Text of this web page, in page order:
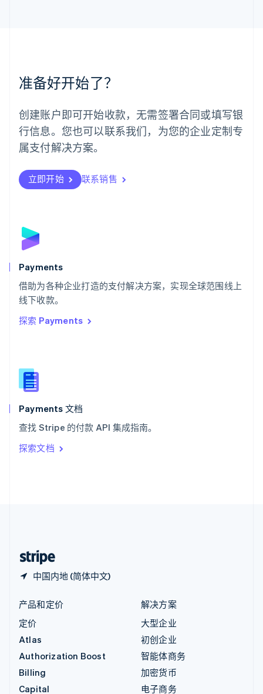
准备好开始了？
创建账户即可开始收款，无需签署合同或填写银
行信息。您也可以联系我们，为您的企业定制专
属支付解决方案。
立即开始 联系销售
Payments
借助为各种企业打造的支付解决方案，实现全球范围线上
线下收款。
探索 Payments
Payments 文档
查找 Stripe 的付款 API 集成指南。
探索文档
中国内地 (简体中文)
挪威
葡萄牙
Português English
日本
日本語English
瑞典
瑞士
DeutschFrançais
English
斯洛文尼亚
泰国
ไทยEnglish
希腊
English
西班牙
新西兰
English
匈牙利
English
ItalianoEnglish
印度
English
产品和定价
定价
Atlas
Authorization Boost
Billing
Capital
解决方案
大型企业
初创企业
智能体商务
加密货币
电子商务